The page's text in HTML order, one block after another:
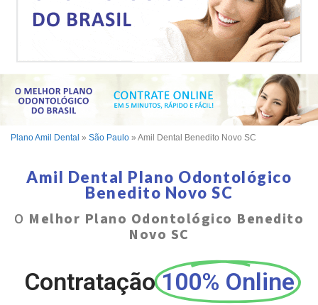
Plano Amil Dental » São Paulo » Amil Dental Benedito Novo SC
Amil Dental Plano Odontológico
Benedito Novo SC
O Melhor Plano Odontológico Benedito
Novo SC
Contratação 100% Online